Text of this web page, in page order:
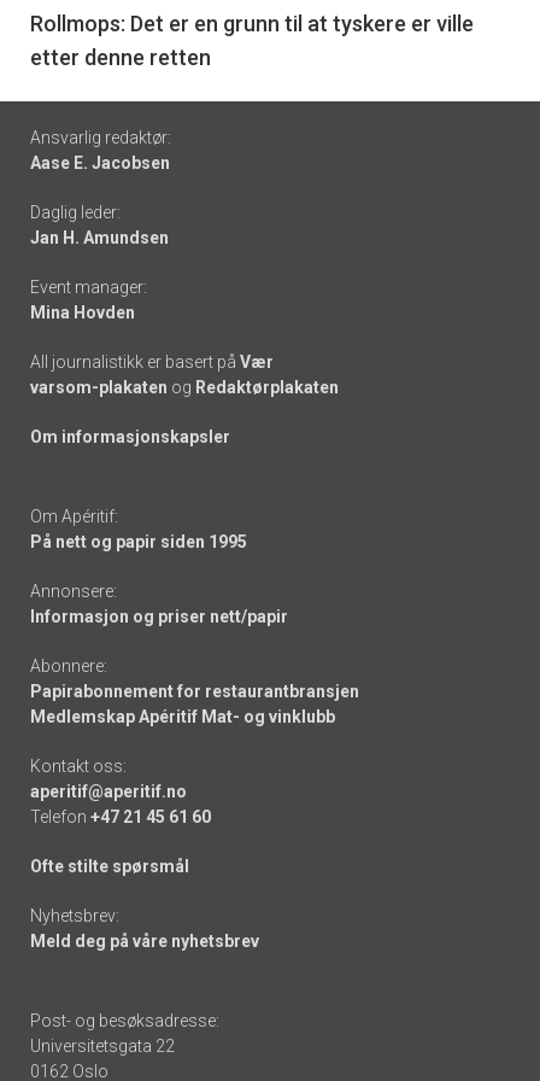
6
Rollmops: Det er en grunn til at tyskere er ville
etter denne retten
Footer
-
links
Ansvarlig redaktør:
Aase E. Jacobsen
Daglig leder:
Jan H. Amundsen
Event manager:
Mina Hovden
All journalistikk er basert på Vær
varsom-plakaten og Redaktørplakaten
Om informasjonskapsler
Om Apéritif:
På nett og papir siden 1995
Annonsere:
Informasjon og priser nett/papir
Abonnere:
Papirabonnement for restaurantbransjen
Medlemskap Apéritif Mat- og vinklubb
Kontakt oss:
aperitif@aperitif.no
Telefon +47 21 45 61 60
Ofte stilte spørsmål
Nyhetsbrev:
Meld deg på våre nyhetsbrev
Post- og besøksadresse:
Universitetsgata 22
0162 Oslo